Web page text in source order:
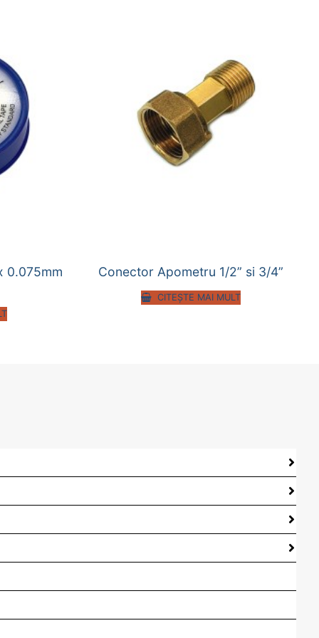
0.075mm
Conector Apometru 1/2” si 3/4”
CITEȘTE MAI MULT